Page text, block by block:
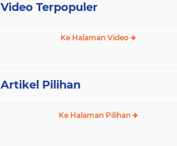
Video Terpopuler
Ke Halaman Video
Artikel Pilihan
Ke Halaman Pilihan